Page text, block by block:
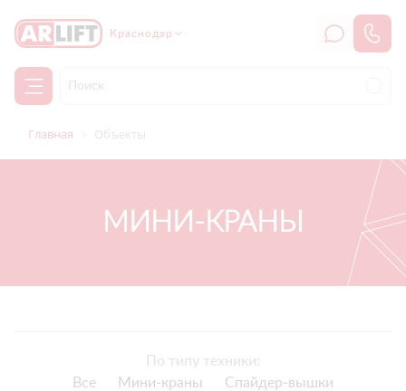
Краснодар
Главная Объекты
МИНИ-КРАНЫ
По типу техники:
Все
Мини-краны
Спайдер-вышки